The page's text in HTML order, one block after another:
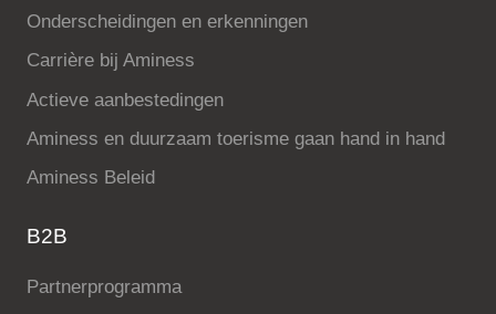
Onderscheidingen en erkenningen
Carrière bij Aminess
Actieve aanbestedingen
Aminess en duurzaam toerisme gaan hand in hand
Aminess Beleid
B2B
Partnerprogramma